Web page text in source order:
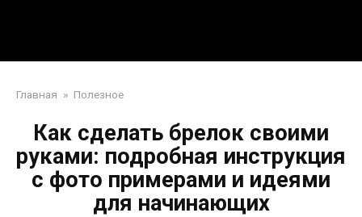
Главная » Полезное
Как сделать брелок своими
руками: подробная инструкция
с фото примерами и идеями
для начинающих